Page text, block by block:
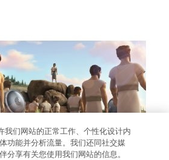
我们网站的正常工作、个性化设计内
功能并分析流量。我们还同社交媒
分享有关您使用我们网站的信息。